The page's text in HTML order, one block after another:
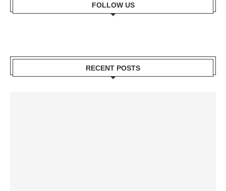
FOLLOW US
RECENT POSTS